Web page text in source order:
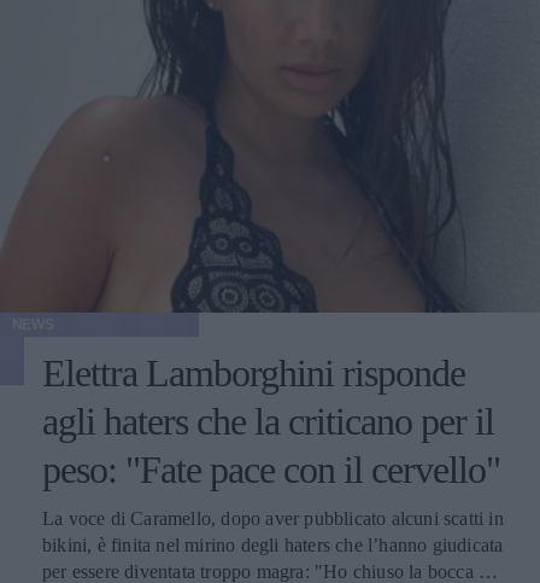
Elettra Lamborghini risponde
agli haters che la criticano per il
peso: "Fate pace con il cervello"
La voce di Caramello, dopo aver pubblicato alcuni scatti in
bikini, è finita nel mirino degli haters che l’hanno giudicata
per essere diventata troppo magra: "Ho chiuso la bocca e